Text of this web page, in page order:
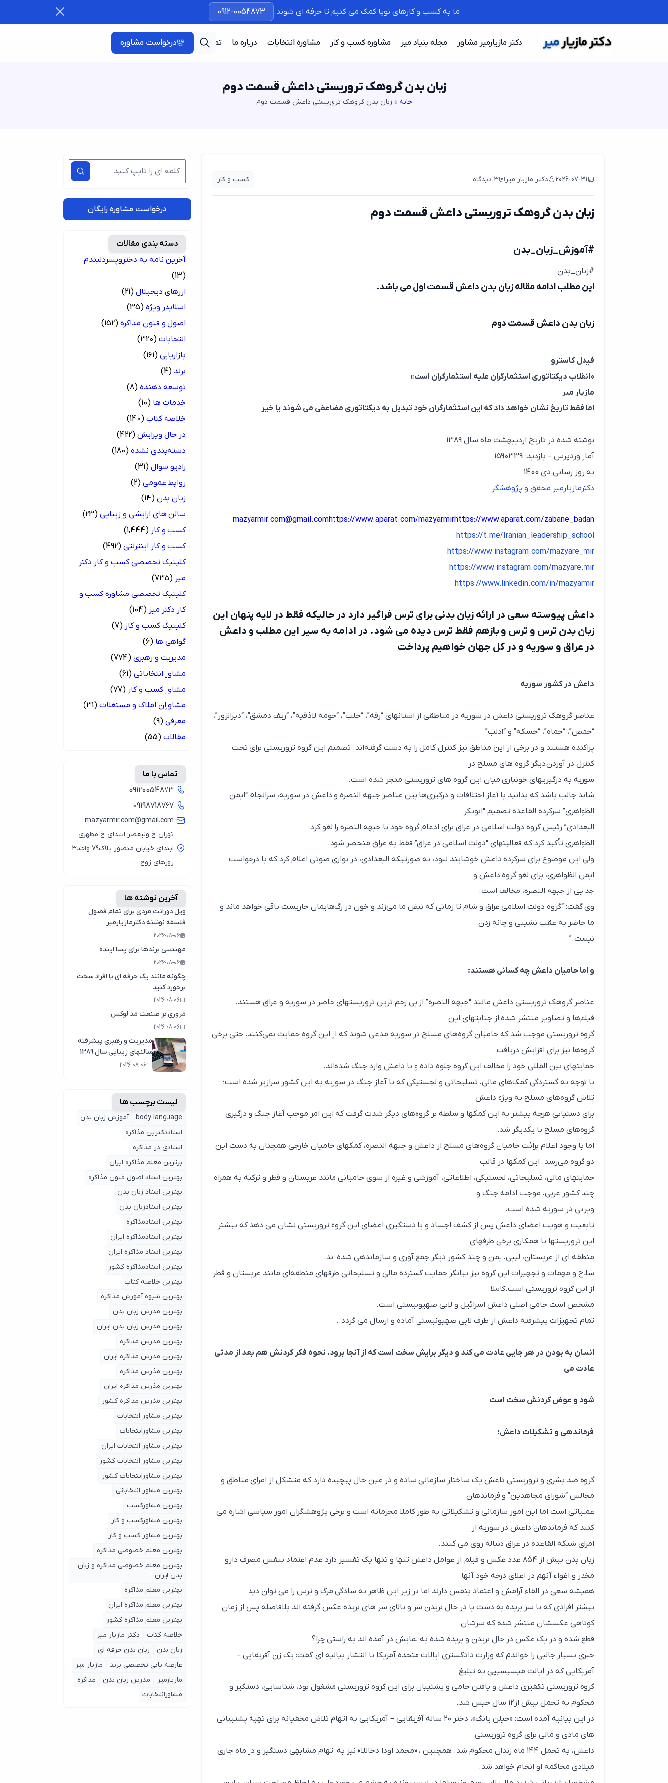
ما به کسب و کارهای نوپا کمک می کنیم تا حرفه ای شوند. 0912-0054873
دکتر مازیارمیر مشاور مجله بنیاد میر مشاوره کسب و کار مشاوره انتخابات درباره ما تماس با ما درخواست مشاوره
زبان بدن گروهک تروریستی داعش قسمت دوم
خانه » زبان بدن گروهک تروریستی داعش قسمت دوم
2026-07-31 دکتر مازیار میر 3 دیدگاه کسب و کار
زبان بدن گروهک تروریستی داعش قسمت دوم
#آموزش_زبان_بدن
#زبان_بدن
این مطلب ادامه مقاله زبان بدن داعش قسمت اول می باشد.
زبان بدن داعش قسمت دوم
فیدل کاسترو
«انقلاب دیکتاتوری استثمارگران علیه استثمارگران است»
مازیار میر
اما فقط تاریخ نشان خواهد داد که این استثمارگران خود تبدیل به دیکتاتوری مضاعفی می شوند یا خیر
نوشته شده در تاریخ اردیبهشت ماه سال 1389
آمار وردپرس – بازدید: 1590339
به روز رسانی دی 1400
دکترمازیارمیر محقق و پژوهشگر
mazyarmir.com@gmail.comhttps://www.aparat.com/mazyarmirhttps://www.aparat.com/zabane_badan
https://t.me/Iranian_leadership_school
https://www.instagram.com/mazyare_mir
https://www.instagram.com/mazyare.mir
https://www.linkedin.com/in/mazyarmir
داعش پیوسته سعی در ارائه زبان بدنی برای ترس فراگیر دارد در حالیکه فقط در لایه پنهان این
زبان بدن ترس و ترس و بازهم فقط ترس دیده می شود. در ادامه به سیر این مطلب و داعش
در عراق و سوریه و در کل جهان خواهیم پرداخت
داعش در کشور سوریه
عناصر گروهک تروریستی داعش در سوریه در مناطقی از استانهای “رقه”، “حلب”، “حومه لاذقیه”، “ریف دمشق”، “دیرالزور”،
“حمص”، “حماه”، “حسکه” و “ادلب”
پراکنده هستند و در برخی از این مناطق نیز کنترل کامل را به دست گرفته‌اند. تصمیم این گروه تروریستی برای تحت
کنترل در آوردن دیگر گروه های مسلح در
سوریه به درگیریهای خونباری میان این گروه های تروریستی منجر شده است.
شاید جالب باشد که بدانید با آغاز اختلافات و درگیری‌ها بین عناصر جبهه النصره و داعش در سوریه، سرانجام “ایمن
الظواهری” سرکرده القاعده تصمیم “ابوبکر
البغدادی” رئیس گروه دولت اسلامی در عراق برای ادغام گروه خود با جبهه النصره را لغو کرد.
الظواهری تأکید کرد که فعالیتهای “دولت اسلامی در عراق” فقط به عراق منحصر شود.
ولی این موضوع برای سرکرده داعش خوشایند نبود، به صورتیکه البغدادی، در نواری صوتی اعلام کرد که با درخواست
ایمن الظواهری، برای لغو گروه داعش و
جدایی از جبهه النصره، مخالف است.
وی گفت: “گروه دولت اسلامی عراق و شام تا زمانی که نبض ما می‌زند و خون در رگ‌هایمان جاریست باقی خواهد ماند و
ما حاضر به عقب نشینی و چانه زدن
نیست.”
و اما حامیان داعش چه کسانی هستند:
عناصر گروهک تروریستی داعش مانند “جبهه النصره” از بی رحم ترین تروریستهای حاضر در سوریه و عراق هستند.
فیلم‌ها و تصاویر منتشر شده از جنایتهای این
گروه تروریستی موجب شد که حامیان گروه‌های مسلح در سوریه مدعی شوند که از این گروه حمایت نمی‌کنند. حتی برخی
گروه‌ها نیز برای افزایش دریافت
حمایتهای بین المللی خود را مخالف این گروه جلوه داده و با داعش وارد جنگ شده‌اند.
با توجه به گستردگی کمک‌های مالی، تسلیحاتی و لجستیکی که با آغاز جنگ در سوریه به این کشور سرازیر شده است؛
تلاش گروه‌های مسلح به ویژه داعش
برای دستیابی هرچه بیشتر به این کمکها و سلطه بر گروه‌های دیگر شدت گرفت که این امر موجب آغاز جنگ و درگیری
گروه‌های مسلح با یکدیگر شد.
اما با وجود اعلام برائت حامیان گروه‌های مسلح از داعش و جبهه النصره، کمکهای حامیان خارجی همچنان به دست این
دو گروه می‌رسد. این کمکها در قالب
حمایتهای مالی، تسلیحاتی، لجستیکی، اطلاعاتی، آموزشی و غیره از سوی حامیانی مانند عربستان و قطر و ترکیه به همراه
چند کشور غربی، موجب ادامه جنگ و
ویرانی در سوریه شده است.
تابعیت و هویت اعضای داعش پس از کشف اجساد و یا دستگیری اعضای این گروه تروریستی نشان می دهد که بیشتر
این تروریستها با همکاری برخی طرفهای
منطقه ای از عربستان، لیبی، یمن و چند کشور دیگر جمع آوری و سازماندهی شده اند.
سلاح و مهمات و تجهیزات این گروه نیز بیانگر حمایت گسترده مالی و تسلیحاتی طرفهای منطقه‌ای مانند عربستان و قطر
از این گروه تروریستی است.کاملا
مشخص است حامی اصلی داعش اسرائیل و لابی صهیونیستی است.
تمام تجهیزات پیشرفته داعش از طرف لابی صهیونیستی آماده و ارسال می گردد..
انسان به بودن در هر جايي عادت مي كند و ديگر برايش سخت است كه از آنجا برود. نحوه فكر كردنش هم بعد از مدتي
عادت مي
شود و عوض كردنش سخت است
فرماندهی و تشکیلات داعش:
گروه ضد بشری و تروریستی داعش یک ساختار سازمانی ساده و در عین حال پیچیده دارد که متشکل از امرای مناطق و
مجالس “شورای مجاهدین” و فرماندهان
عملیاتی است اما این امور سازمانی و تشکیلاتی به طور کاملا محرمانه است و برخی پژوهشگران امور سیاسی اشاره می
کنند که فرماندهان داعش در سوریه از
امرای شبکه القاعده در عراق دنباله روی می کنند.
زبان بدن بیش از ۸۵۴ عدد عکس و فیلم از عوامل داعش تنها و تنها یک تفسیر دارد عدم اعتماد بنفس مصرف دارو
مخدر و اغواء آنهم در اعلای درجه خود آنها
همیشه سعی در القاء آرامش و اعتماد بنفس دارند اما در زیر این ظاهر به سادگی مرگ و ترس را می توان دید
بیشتر افرادی که با سر بریده به دست یا در حال بریدن سر و بالای سر های بریده عکس گرفته اند بلافاصله پس از زمان
کوتاهی عکسشان منتشر شده که سرشان
قطع شده و در یک عکس در حال بریدن و بریده شده به نمایش در آمده اند به راستی چرا؟
خبری بسیار جالبی را خواندم که وزارت دادگستری ایالات متحده آمریکا با انتشار بیانیه ای گفت: یک زن آفریقایی –
آمریکایی که در ایالت میسیسیپی به تبلیغ
گروه تروریستی تکفیری داعش و یافتن حامی و پشتیبان برای این گروه تروریستی مشغول بود، شناسایی، دستگیر و
محکوم به تحمل بیش از۱۲ سال حبس شد.
در این بیانیه آمده است: «جیلن یانگ»، دختر ۲۰ ساله آفریقایی – آمریکایی به اتهام تلاش مخفیانه برای تهیه پشتیبانی
های مادی و مالی برای گروه تروریستی
داعش، به تحمل ۱۴۴ ماه زندان محکوم شد. همچنین ، «محمد اودا دخاللا» نیز به اتهام مشابهی دستگیر و در ماه جاری
میلادی محاکمه او انجام خواهد شد.
درخواست مشاوره رایگان
دسته بندی مقالات
آخرین نامه به دختروپسردلبندم
(13)
ارزهای دیجیتال (21)
اسلایدر ویژه (35)
اصول و فنون مذاکره (152)
انتخابات (320)
بازاریابی (161)
برند (4)
توسعه دهنده (8)
خدمات ها (10)
خلاصه کتاب (140)
در حال ویرایش (422)
دسته‌بندی نشده (180)
رادیو سوال (31)
روابط عمومی (2)
زبان بدن (14)
سالن های ارایشی و زیبایی (23)
کسب و کار (1,444)
کسب و کار اینترنتی (492)
کلینیک تخصصی کسب و کار دکتر
میر (735)
کلینیک تخصصی مشاوره کسب و
کار دکتر میر (104)
کلینیک کسب و کار (7)
گواهی ها (6)
مدیریت و رهبری (774)
مشاور انتخاباتی (61)
مشاور کسب و کار (77)
مشاوران املاک و مستغلات (31)
معرفی (9)
مقالات (55)
تماس با ما
09120054873
09198718767
mazyarmir.com@gmail.com
تهران خ ولیعصر ابتدای خ مطهری
ابتدای خیابان منصور پلاک79 واحد3
روزهای زوج
آخرین نوشته ها
ویل دورانت مردی برای تمام فصول
فلسفه نوشته دکترمازیارمیر
2026-08-06
مهندسی برندها برای پسا اینده
2026-08-06
چگونه مانند یک حرفه ای با افراد سخت
برخورد کنید
2026-08-06
مروری بر صنعت مد لوکس
2026-08-06
مدیریت و رهبری پیشرفته
سالنهای زیبایی سال 1389
2026-08-06
لیست برچسب ها
body language
آموزش زبان بدن
استاددکترین مذاکره
استادی در مذاکره
برترین معلم مذاکره ایران
بهترین استاد اصول ‌فنون مذاکره
بهترین استاد زبان بدن
بهترین استادزبان بدن
بهترین استادمذاکره
بهترین استادمذاکره ایران
بهترین استاد مذاکره ایران
بهترین استادمذاکره کشور
بهترین خلاصه کتاب
بهترین شیوه آمورش مذاکره
بهترین مدرس زبان بدن
بهترین مدرس زبان بدن ایران
بهترین مدرس مذاکره
بهترین مدرس مذاکره ایران
بهترین مذرس مذاکره
بهترین مذرس مذاکره ایران
بهترین مذرس مذاکره کشور
بهترین مشاور انتخابات
بهترین مشاورانتخابات
بهترین مشاور انتخابات ایران
بهترین مشاور انتخابات کشور
بهترین مشاورانتخابات کشور
بهترین مشاور انتخاباتی
بهترین مشاورکسب
بهترین مشاورکسب و کار
بهترین مشاور کسب و کار
بهترین معلم خصوصی مذاکره
بهترین معلم خصوصی مذاکره و زبان
بدن ایران
بهترین معلم مذاکره
بهترین معلم مذاکره ایران
بهترین معلم مذاکره کشور
خلاصه کتاب
دکتر مازیار میر
زبان بدن
زبان بدن حرفه ای
عارضه یابی تخصصی برند
مازیار میر
مازیارمیر
مدرس زبان بدن
مذاکره
مشاورانتخابات